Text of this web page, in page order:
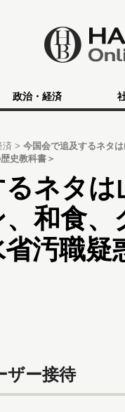
政治・経済
済
今国会で追及するネタ
史教科書＞
ネタ
和食、
汚職疑
ザー接待